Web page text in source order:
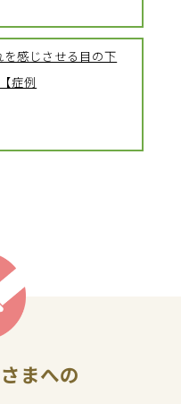
を感じさせる目の下
症例
まへの